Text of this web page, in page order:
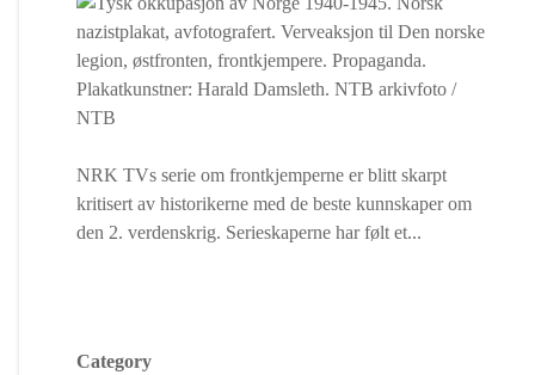
NRK TVs serie om frontkjemperne er blitt skarpt
kritisert av historikerne med de beste kunnskaper om
den 2. verdenskrig. Serieskaperne har følt et...
Category